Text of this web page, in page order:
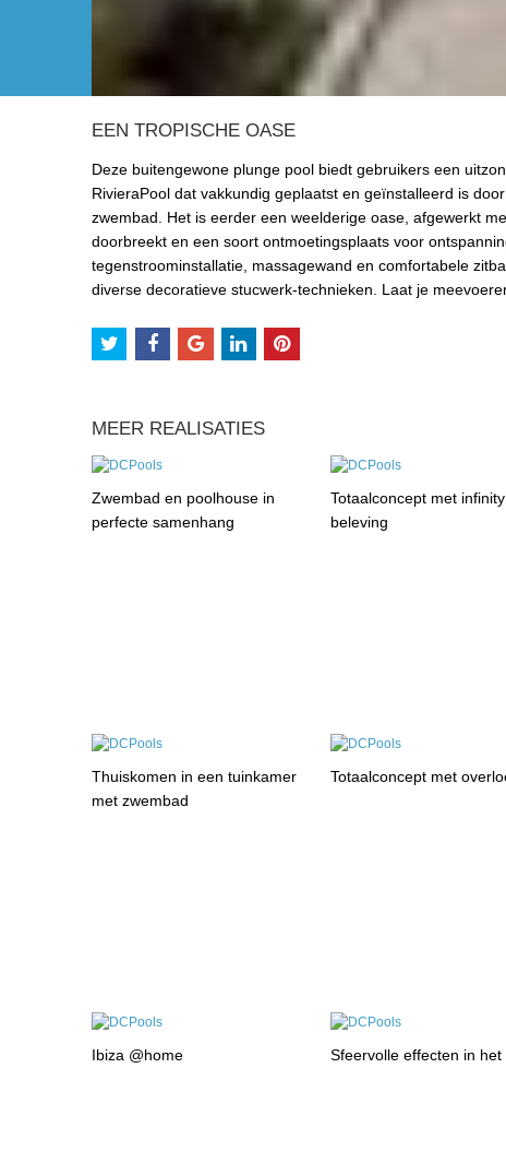
EEN TROPISCHE OASE
Deze buitengewone plunge pool biedt gebruikers een
RivieraPool dat vakkundig geplaatst en geïnstalleerd is
zwembad. Het is eerder een weelderige oase, afgewerkt
doorbreekt en een soort ontmoetingsplaats voor
tegenstroominstallatie, massagewand en comfortabele
diverse decoratieve stucwerk-technieken. Laat je
MEER REALISATIES
Zwembad en poolhouse in
perfecte samenhang
Totaalconcept met infinity
beleving
Thuiskomen in een tuinkamer
met zwembad
Totaalconcept met
Ibiza @home Sfeervolle effecten in het